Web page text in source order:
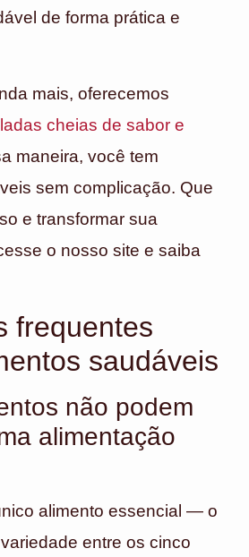
de forma prática e
mais, oferecemos
cheias de sabor e
maneira, você tem
sem complicação. Que
e transformar sua
o nosso site e saiba
frequentes
saudáveis
não podem
alimentação
alimento essencial — o
entre os cinco